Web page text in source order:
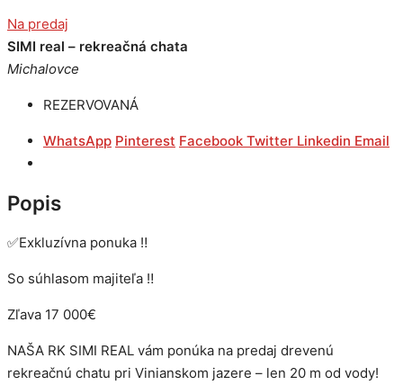
Na predaj
SIMI real – rekreačná chata
Michalovce
REZERVOVANÁ
WhatsApp Pinterest Facebook Twitter Linkedin Email
Popis
✅Exkluzívna ponuka ‼️
So súhlasom majiteľa ‼️
Zľava 17 000€
NAŠA RK SIMI REAL vám ponúka na predaj drevenú
rekreačnú chatu pri Vinianskom jazere – len 20 m od vody!